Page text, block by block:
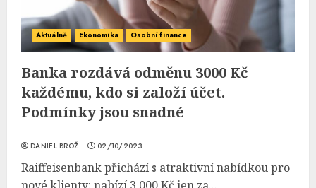
Aktuálně Ekonomika Osobní finance
Banka rozdává odměnu 3000 Kč
každému, kdo si založí účet.
Podmínky jsou snadné
DANIEL BROŽ 02/10/2023
Raiffeisenbank přichází s atraktivní nabídkou pro